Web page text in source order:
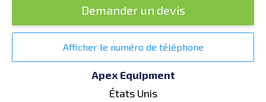
Demander un devis
Afficher le numéro de téléphone
Apex Equipment
États Unis